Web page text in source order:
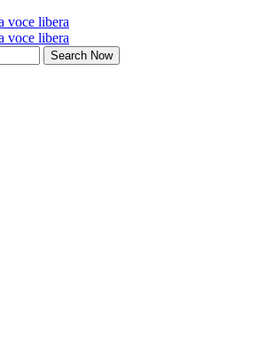
Search Now